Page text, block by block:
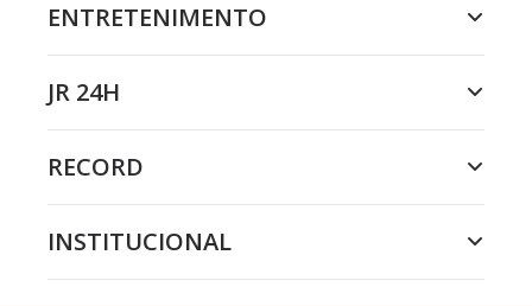
ENTRETENIMENTO
JR 24H
RECORD
INSTITUCIONAL